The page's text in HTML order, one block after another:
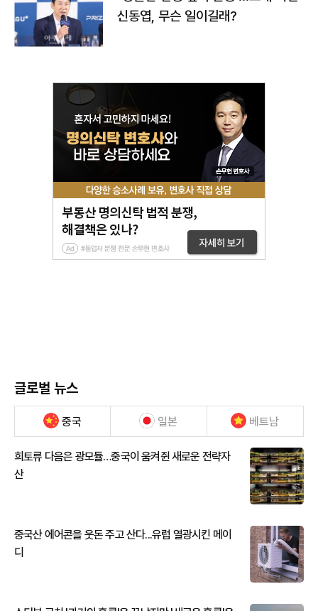
신동엽, 무슨 일이길래?
글로벌 뉴스
중국 일본 베트남
희토류 다음은 광모듈…중국이 움켜쥔 새로운 전략자
산
중국산 에어콘을 웃돈 주고 산다...유럽 열광시킨 메이
디